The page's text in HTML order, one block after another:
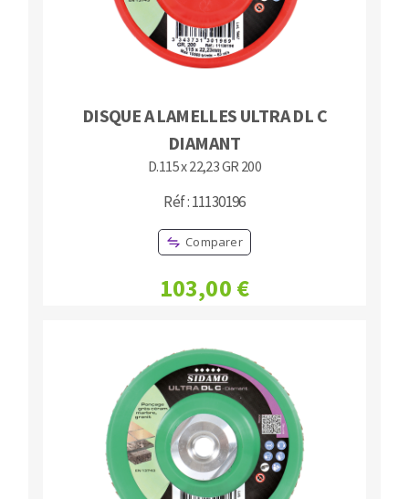
DISQUE A LAMELLES ULTRA DL C
DIAMANT
D.115 x 22,23 GR 200
Réf : 11130196
Comparer
103,00 €